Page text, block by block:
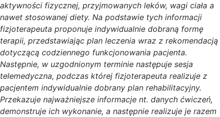
aktywności fizycznej, przyjmowanych leków, wagi ciała a
nawet stosowanej diety. Na podstawie tych informacji
fizjoterapeuta proponuje indywidualnie dobraną formę
terapii, przedstawiając plan leczenia wraz z rekomendacją
dotyczącą codziennego funkcjonowania pacjenta.
Następnie, w uzgodnionym terminie następuje sesja
telemedyczna, podczas której fizjoterapeuta realizuje z
pacjentem indywidualnie dobrany plan rehabilitacyjny.
Przekazuje najważniejsze informacje nt. danych ćwiczeń,
demonstruje ich wykonanie, a następnie realizuje je razem